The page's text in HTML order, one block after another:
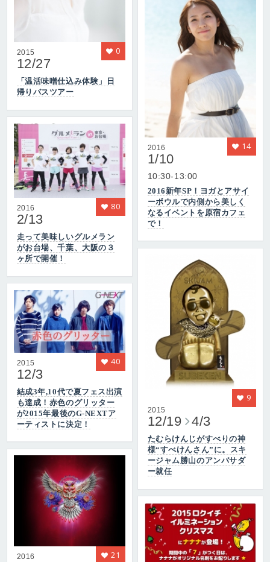
2015
12/27
「温活味噌仕込み体験」日
帰りバスツアー
0
2016
2/13
走って美味しいグルメラン
がお台場、千葉、大阪の３
ヶ所で開催！
80
2015
12/3
結成3年,10代で夏フェス出演
も達成！赤色のグリッター
が2015年最後のG-NEXTア
ーティストに決定！
40
2016 21
2016
1/10
10:30-13:00
2016新年SP！ヨガとアサイ
ーボウルで内側から美しく
なるイベントを原宿カフェ
で！
14
2015
12/19 4/3
たむらけんじがすべりの神
様“すべけんさん”に。スキ
ージャム勝山のアンバサダ
ー就任
9